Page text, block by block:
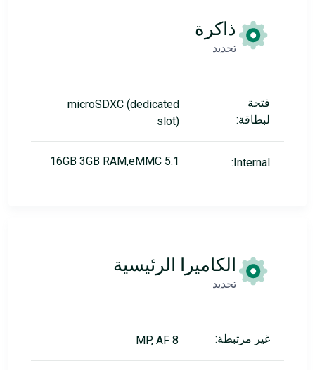
ذاكرة
تحديد
فتحة
لبطاقة:
microSDXC (dedicated
slot)
Internal:
16GB 3GB RAM,eMMC 5.1
الكاميرا الرئيسية
تحديد
غير مرتبطة: 8 MP, AF